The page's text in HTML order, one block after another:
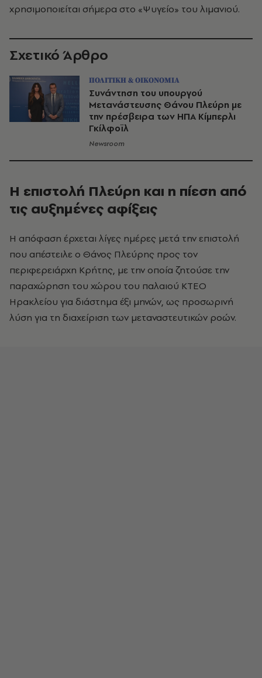
χρησιμοποιείται σήμερα στο «Ψυγείο» του λιμανιού.
Σχετικό Άρθρο
ΠΟΛΙΤΙΚΗ & ΟΙΚΟΝΟΜΙΑ
Συνάντηση του υπουργού
Μετανάστευσης Θάνου Πλεύρη με
την πρέσβειρα των ΗΠΑ Κίμπερλι
Γκίλφοϊλ
Newsroom
Η επιστολή Πλεύρη και η πίεση από
τις αυξημένες αφίξεις
Η απόφαση έρχεται λίγες ημέρες μετά την επιστολή
που απέστειλε ο Θάνος Πλεύρης προς τον
περιφερειάρχη Κρήτης, με την οποία ζητούσε την
παραχώρηση του χώρου του παλαιού ΚΤΕΟ
Ηρακλείου για διάστημα έξι μηνών, ως προσωρινή
λύση για τη διαχείριση των μεταναστευτικών ροών.